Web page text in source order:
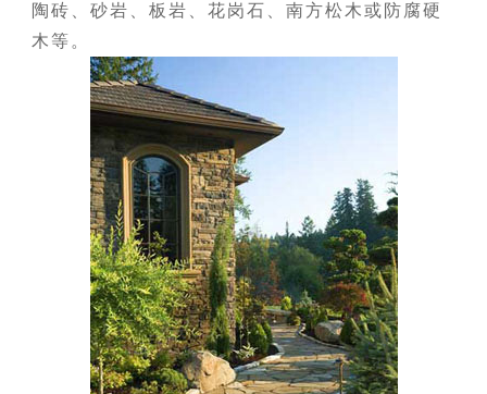
陶砖、砂岩、板岩、花岗石、南方松木或防腐硬
木等。